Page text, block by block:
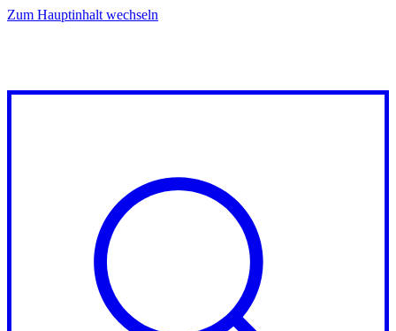
Zum Hauptinhalt wechseln